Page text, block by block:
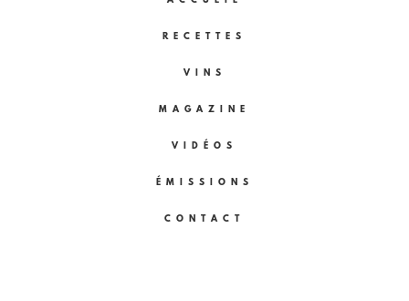
RECETTES
VINS
MAGAZINE
VIDÉOS
ÉMISSIONS
CONTACT